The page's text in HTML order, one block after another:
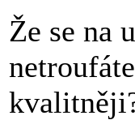
Že se na